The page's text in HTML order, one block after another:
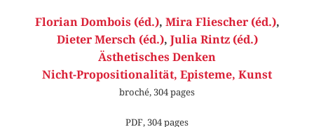
Florian Dombois (éd.), Mira Fliescher (éd.),
Dieter Mersch (éd.), Julia Rintz (éd.)
Ästhetisches Denken
Nicht-Propositionalität, Episteme, Kunst
broché, 304 pages
PDF, 304 pages